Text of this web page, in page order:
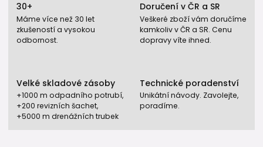
30+
Máme více než 30 let
zkušeností a vysokou
odbornost.
Doručení v ČR a SR
Veškeré zboží vám doručíme
kamkoliv v ČR a SR. Cenu
dopravy víte ihned.
Velké skladové zásoby
+1000 m odpadního potrubí,
+200 revizních šachet,
+5000 m drenážních trubek
Technické poradenství
Unikátní návody. Zavolejte,
poradíme.